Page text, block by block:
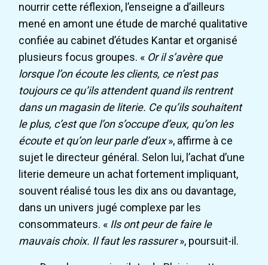
nourrir cette réflexion, l’enseigne a d’ailleurs
mené en amont une étude de marché qualitative
confiée au cabinet d’études Kantar et organisé
plusieurs focus groupes. « Or il s’avère que
lorsque l’on écoute les clients, ce n’est pas
toujours ce qu’ils attendent quand ils rentrent
dans un magasin de literie. Ce qu’ils souhaitent
le plus, c’est que l’on s’occupe d’eux, qu’on les
écoute et qu’on leur parle d’eux», affirme à ce
sujet le directeur général. Selon lui, l’achat d’une
literie demeure un achat fortement impliquant,
souvent réalisé tous les dix ans ou davantage,
dans un univers jugé complexe par les
consommateurs. « Ils ont peur de faire le
mauvais choix. Il faut les rassurer», poursuit-il.